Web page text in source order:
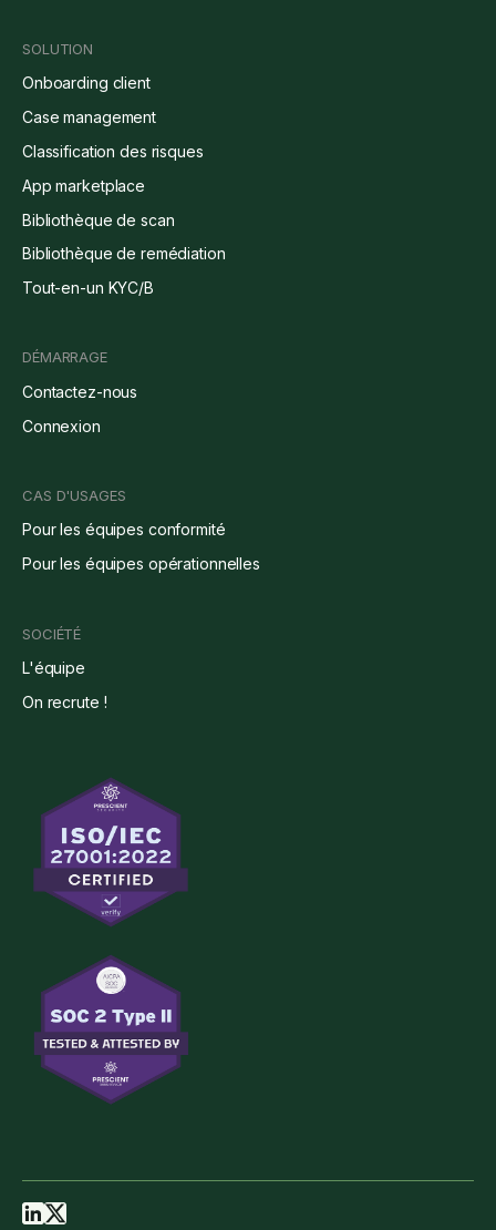
SOLUTION
Onboarding client
Case management
Classification des risques
App marketplace
Bibliothèque de scan
Bibliothèque de remédiation
Tout-en-un KYC/B
DÉMARRAGE
Contactez-nous
Connexion
CAS D'USAGES
Pour les équipes conformité
Pour les équipes opérationnelles
SOCIÉTÉ
L'équipe
On recrute !